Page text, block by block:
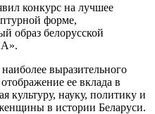
конкурс на лучшее
форме,
образ белорусской
выразительного
ее вклада в
культуру, науку, политику и
в истории Беларуси.